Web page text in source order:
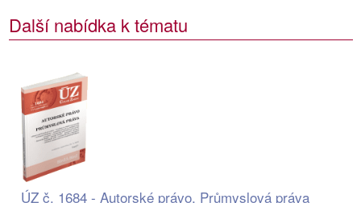
Další nabídka k tématu
ÚZ č. 1684 - Autorské právo, Průmyslová práva